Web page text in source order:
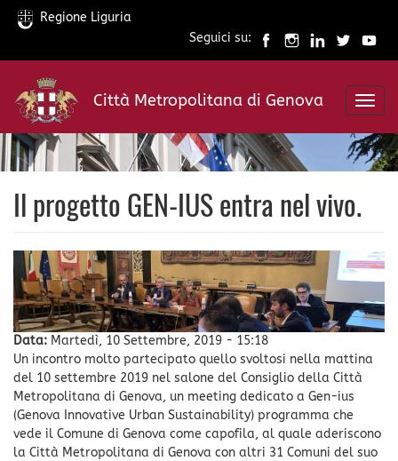
Salta
contenuto
principale
Regione Liguria
Seguici su:
Città Metropolitana di Genova
Il progetto GEN-IUS entra nel vivo.
Data: Martedì, 10 Settembre, 2019 - 15:18
Un incontro molto partecipato quello svoltosi nella mattina
del 10 settembre 2019 nel salone del Consiglio della Città
Metropolitana di Genova, un meeting dedicato a Gen-ius
(Genova Innovative Urban Sustainability) programma che
vede il Comune di Genova come capofila, al quale aderiscono
la Città Metropolitana di Genova con altri 31 Comuni del suo